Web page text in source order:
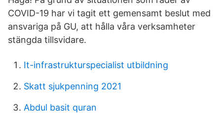
COVID-19 har vi tagit ett gemensamt beslut med
ansvariga på GU, att hålla våra verksamheter
stängda tillsvidare.
It-infrastrukturspecialist utbildning
Skatt sjukpenning 2021
Abdul basit quran